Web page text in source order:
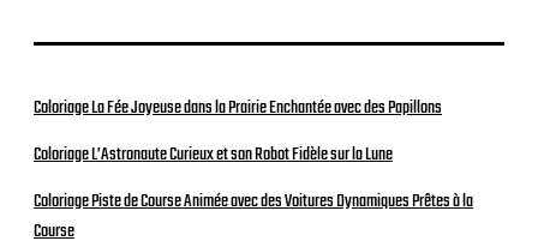
Coloriage La Fée Joyeuse dans la Prairie Enchantée avec des Papillons
Coloriage L’Astronaute Curieux et son Robot Fidèle sur la Lune
Coloriage Piste de Course Animée avec des Voitures Dynamiques Prêtes à la
Course